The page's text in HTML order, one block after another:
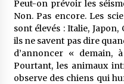
Peut-on prévoir les
Non. Pas encore. Les
sont élevés : Italie,
ils ne savent pas dire
d’annoncer « demain,
Pourtant, les animaux
observe des chiens qui